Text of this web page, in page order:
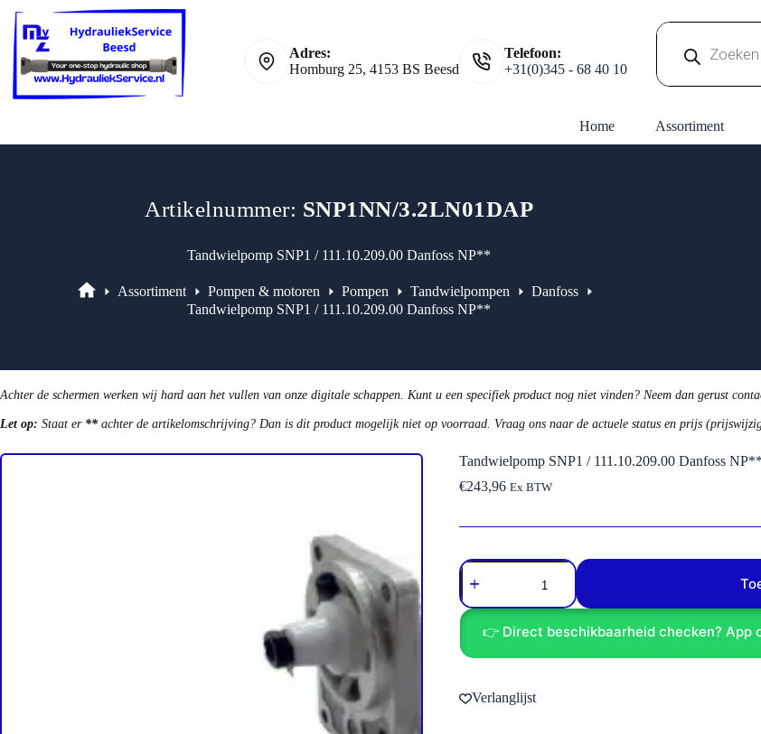
naar
inhoud
aantal
Adres:
Homburg 25, 4153 BS Beesd
Telefoon:
+31(0)345 - 68 40 10
zoeken
Home Assortiment
Artikelnummer: SNP1NN/3.2LN01DAP
Tandwielpomp SNP1 / 111.10.209.00 Danfoss NP**
Assortiment Pompen & motoren Pompen Tandwielpompen
Danfoss
Tandwielpomp SNP1 / 111.10.209.00 Danfoss NP**
Achter de schermen werken wij hard aan het vullen van onze digitale schappen. Kunt u een specifiek product nog niet vinden? Neem dan gerust
Let op: Staat er ** achter de artikelomschrijving? Dan is dit product mogelijk niet op voorraad. Vraag ons naar de actuele status en prijs
Tandwielpomp SNP1 / 111.10.209.00 Danfoss NP**
€243,96 Ex BTW
Tandwielpomp
SNP1
/
111.10.209.00
Danfoss
NP**
aantal
👉 Direct beschikbaarheid checken? App
Verlanglijst